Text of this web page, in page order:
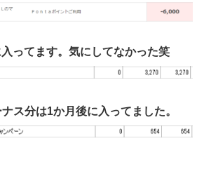
ってます。気にしてなかった笑
ス分は1か月後に入ってました。